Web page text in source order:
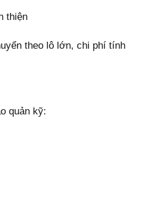
thiện
theo lô lớn, chi phí tính
quản kỹ: